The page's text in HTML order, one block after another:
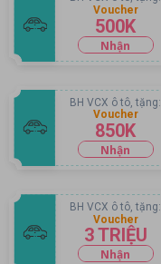
Voucher
850K
BH VCX ô tô, tặng:
Nhận
voucher
Voucher
3 TRIỆU
BH VCX ô tô, tặng:
Nhận
Voucher
500K
Nhận
voucher